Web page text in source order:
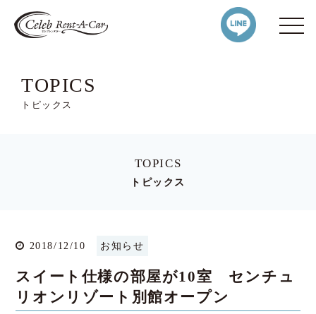
TOPICS
トピックス
TOPICS
トピックス
2018/12/10 お知らせ
スイート仕様の部屋が10室 センチュ
リオンリゾート別館オープン